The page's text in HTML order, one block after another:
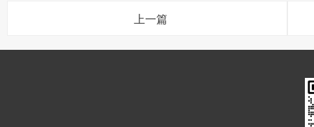
上一篇